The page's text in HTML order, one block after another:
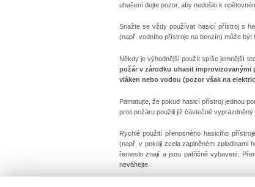
uhašení dejte pozor, aby nedošlo k
Snažte se vždy používat hasicí přístroj s
(např. vodního přístroje na benzín) může
Někdy je výhodnější použít spíše jemnější
požár v zárodku uhasit
vláken nebo vodou (pozor však na
Pamatujte, že pokud hasicí přístroj jednou
proti požáru použili již částečně
Rychlé použití přenosného hasicího
(např. v pokoji zcela zaplněném zplodinami
řemeslo znají a jsou patřičně vybaveni.
neváhejte.